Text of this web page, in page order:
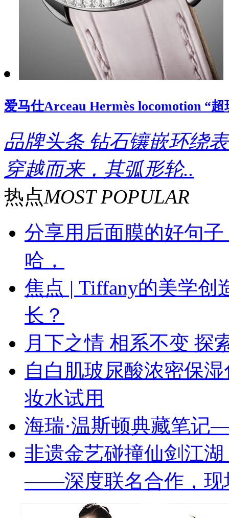
爱马仕Arceau Hermès locomotion “
品牌头条 钻石镶嵌环绕
穿越而来，其弧形轮..
热点MOST POPULAR
分享用后面膜的好句
哈，
焦点 | Tiffany的美学创
长？
月下之情 相系不变 探
自白肌玻尿酸浓密保
妆水试用
海瑞·温斯顿典藏笔记
非遗金艺碰撞仙剑江
——深度联名合作，现